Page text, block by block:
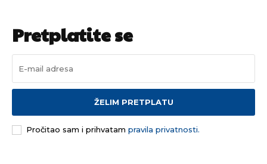
Pretplatite se
ŽELIM PRETPLATU
Pročitao sam i prihvatam pravila privatnosti.